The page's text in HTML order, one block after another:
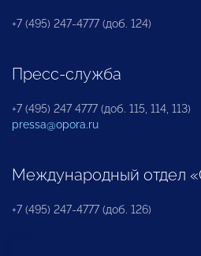
+7 (495) 247-4777 (доб. 124)
Пресс-служба
+7 (495) 247 4777 (доб. 115, 114, 113)
pressa@opora.ru
Международный
+7 (495) 247-4777 (доб. 126)